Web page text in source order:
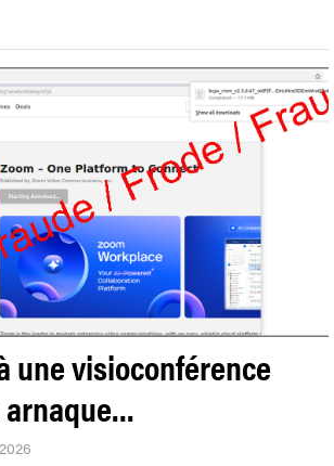
une visioconférence